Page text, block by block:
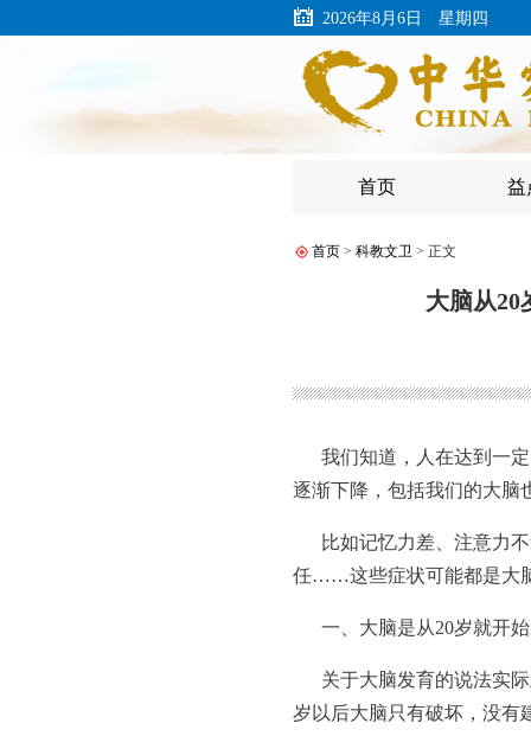
2026年8月6日 星期四
首页 益
首页> 科教文卫> 正文
大脑从20
我们知道，人在达到一
逐渐下降，包括我们的大脑
比如记忆力差、注意力
任……这些症状可能都是大
一、大脑是从20岁就开
关于大脑发育的说法实
岁以后大脑只有破坏，没有